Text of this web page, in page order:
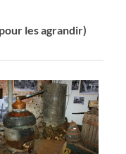
les agrandir)